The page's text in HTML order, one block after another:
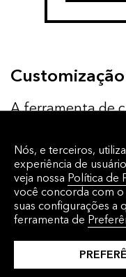
Customização
A ferramenta de
customizável,
atalhos que
rapidamente
para você.
e depois utilize
customização
Nós, e terceiros,
experiência de
veja nossa Política de
você concorda com
suas configurações a
ferramenta de